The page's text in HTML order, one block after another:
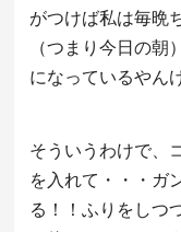
がつけば私は毎晩
（つまり今日の朝
になっているやん
そういうわけで、
を入れて・・・ガ
る！！ふりをしつ